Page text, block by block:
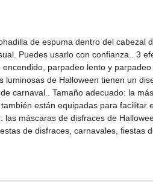
de espuma dentro del cabezal
Puedes usarlo con confianza.. 3
parpadeo lento y parpadeo
de Halloween tienen un
carnaval.. Tamaño adecuado: la
están equipadas para facilitar
máscaras de disfraces de
de disfraces, carnavales, fiestas